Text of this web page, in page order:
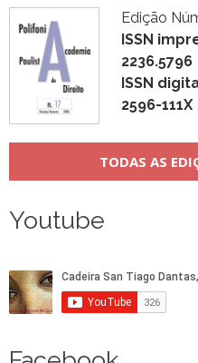
Edição
ISSN
2236.5796
ISSN
2596-111X
TODAS AS
Youtube